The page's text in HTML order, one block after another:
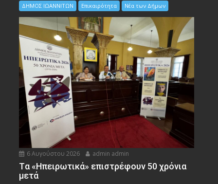
ΔΗΜΟΣ ΙΩΑΝΝΙΤΩΝ Επικαιρότητα Νέα των Δήμων
6 Αυγούστου 2026 admin admin
Tα «Ηπειρωτικά» επιστρέφουν 50 χρόνια
μετά